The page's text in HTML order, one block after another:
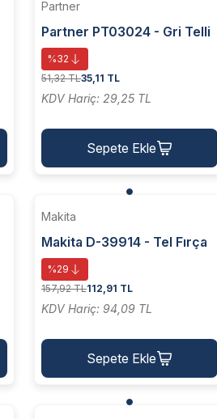
Partner
Partner PT03024 - Gri Telli
Pimli Kalem Fırça 12 Mm
%32
51,32 TL35,11 TL
KDV Hariç: 29,25 TL
Sepete Ekle
Makita
Makita D-39914 - Tel Fırça
50x6 Mm - D-39914
%29
157,92 TL112,91 TL
KDV Hariç: 94,09 TL
Sepete Ekle